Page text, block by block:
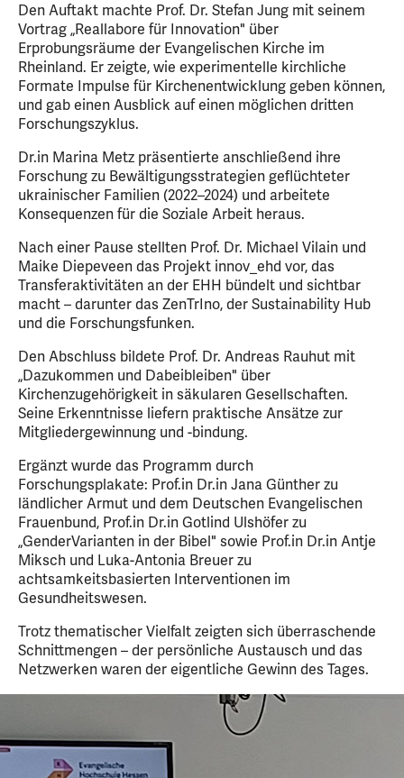
Den Auftakt machte Prof. Dr. Stefan Jung mit seinem
Vortrag „Reallabore für Innovation" über
Erprobungsräume der Evangelischen Kirche im
Rheinland. Er zeigte, wie experimentelle kirchliche
Formate Impulse für Kirchenentwicklung geben können,
und gab einen Ausblick auf einen möglichen dritten
Forschungszyklus.
Dr.in Marina Metz präsentierte anschließend ihre
Forschung zu Bewältigungsstrategien geflüchteter
ukrainischer Familien (2022–2024) und arbeitete
Konsequenzen für die Soziale Arbeit heraus.
Nach einer Pause stellten Prof. Dr. Michael Vilain und
Maike Diepeveen das Projekt innov_ehd vor, das
Transferaktivitäten an der EHH bündelt und sichtbar
macht – darunter das ZenTrIno, der Sustainability Hub
und die Forschungsfunken.
Den Abschluss bildete Prof. Dr. Andreas Rauhut mit
„Dazukommen und Dabeibleiben" über
Kirchenzugehörigkeit in säkularen Gesellschaften.
Seine Erkenntnisse liefern praktische Ansätze zur
Mitgliedergewinnung und -bindung.
Ergänzt wurde das Programm durch
Forschungsplakate: Prof.in Dr.in Jana Günther zu
ländlicher Armut und dem Deutschen Evangelischen
Frauenbund, Prof.in Dr.in Gotlind Ulshöfer zu
„GenderVarianten in der Bibel" sowie Prof.in Dr.in Antje
Miksch und Luka-Antonia Breuer zu
achtsamkeitsbasierten Interventionen im
Gesundheitswesen.
Trotz thematischer Vielfalt zeigten sich überraschende
Schnittmengen – der persönliche Austausch und das
Netzwerken waren der eigentliche Gewinn des Tages.
4
von